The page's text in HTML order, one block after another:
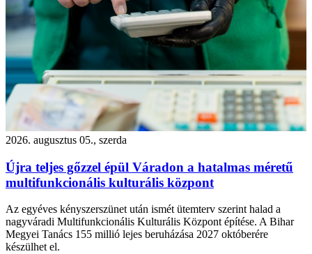
2026. augusztus 05., szerda
Újra teljes gőzzel épül Váradon a hatalmas méretű
multifunkcionális kulturális központ
Az egyéves kényszerszünet után ismét ütemterv szerint halad a
nagyváradi Multifunkcionális Kulturális Központ építése. A Bihar
Megyei Tanács 155 millió lejes beruházása 2027 októberére
készülhet el.